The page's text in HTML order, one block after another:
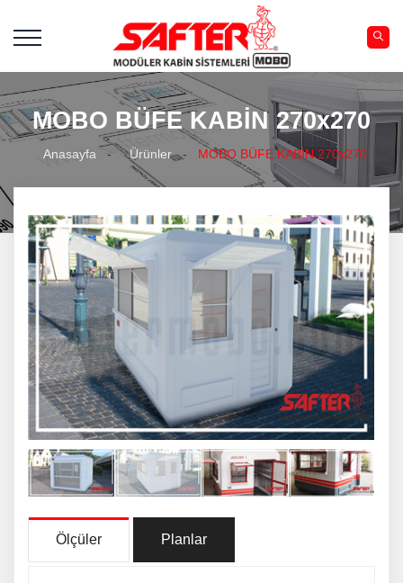
MOBO BÜFE KABİN 270x270
Anasayfa - Ürünler - MOBO BÜFE KABİN 270x270
Ölçüler Planlar